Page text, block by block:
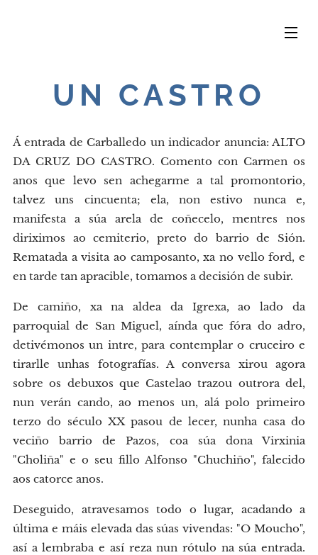
UN CASTRO
Á entrada de Carballedo un indicador anuncia: ALTO
DA CRUZ DO CASTRO. Comento con Carmen os
anos que levo sen achegarme a tal promontorio,
talvez uns cincuenta; ela, non estivo nunca e,
manifesta a súa arela de coñecelo, mentres nos
diriximos ao cemiterio, preto do barrio de Sión.
Rematada a visita ao camposanto, xa no vello ford, e
en tarde tan apracible, tomamos a decisión de subir.
De camiño, xa na aldea da Igrexa, ao lado da
parroquial de San Miguel, aínda que fóra do adro,
detivémonos un intre, para contemplar o cruceiro e
tirarlle unhas fotografías. A conversa xirou agora
sobre os debuxos que Castelao trazou outrora del,
nun verán cando, ao menos un, alá polo primeiro
terzo do século XX pasou de lecer, nunha casa do
veciño barrio de Pazos, coa súa dona Virxinia
"Choliña" e o seu fillo Alfonso "Chuchiño", falecido
aos catorce anos.
Deseguido, atravesamos todo o lugar, acadando a
última e máis elevada das súas vivendas: "O Moucho",
así a lembraba e así reza nun rótulo na súa entrada.